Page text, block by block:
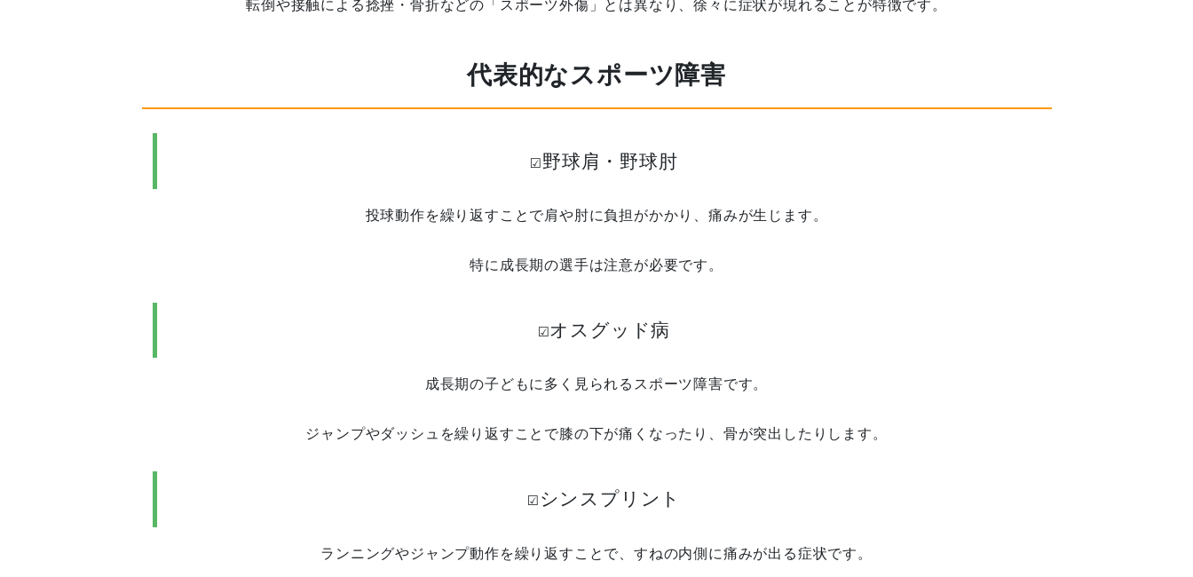
転倒や接触による捻挫・骨折などの「スポーツ外傷」とは異なり、徐々に症状が現れることが特徴です。
代表的なスポーツ障害
☑️野球肩・野球肘
投球動作を繰り返すことで肩や肘に負担がかかり、痛みが生じます。
特に成長期の選手は注意が必要です。
☑️オスグッド病
成長期の子どもに多く見られるスポーツ障害です。
ジャンプやダッシュを繰り返すことで膝の下が痛くなったり、骨が突出したりします。
☑️シンスプリント
ランニングやジャンプ動作を繰り返すことで、すねの内側に痛みが出る症状です。